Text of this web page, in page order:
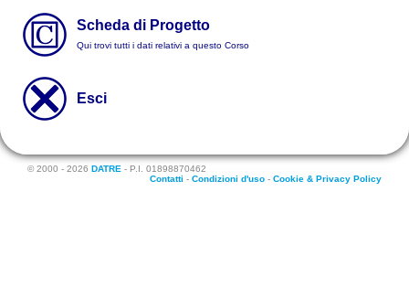
Scheda di Progetto
Qui trovi tutti i dati relativi a questo Corso
Esci
© 2000 - 2026 DATRE - P.I. 01898870462
Contatti - Condizioni d'uso - Cookie & Privacy Policy